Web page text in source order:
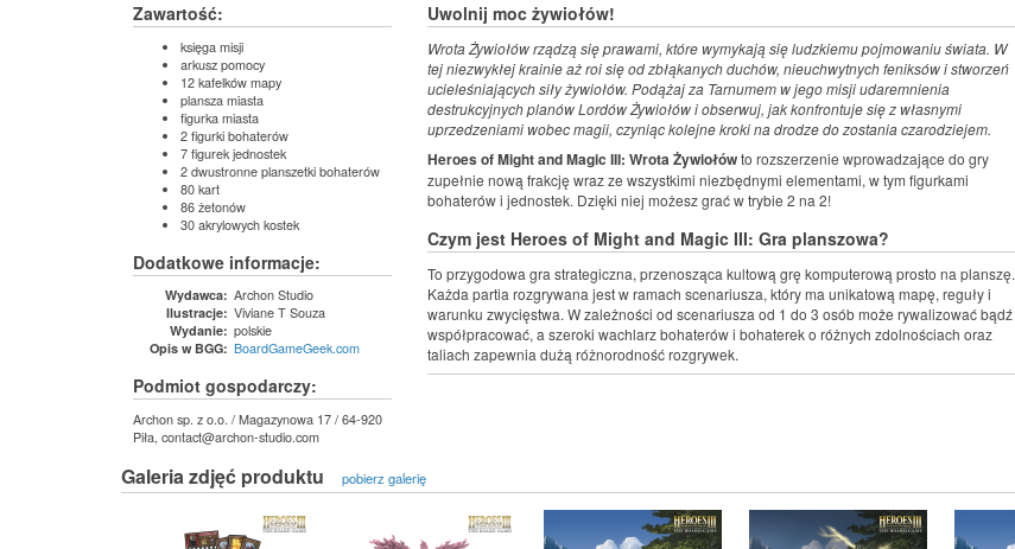
Zawartość:
księga misji
arkusz pomocy
12 kafelków mapy
plansza miasta
figurka miasta
2 figurki bohaterów
7 figurek jednostek
2 dwustronne planszetki bohaterów
80 kart
86 żetonów
30 akrylowych kostek
Dodatkowe informacje:
Wydawca: Archon Studio
Ilustracje: Viviane T Souza
Wydanie: polskie
Opis w BGG: BoardGameGeek.com
Podmiot gospodarczy:
Archon sp. z o.o. / Magazynowa 17 / 64-920
Piła, contact@archon-studio.com
Uwolnij moc żywiołów!
Wrota Żywiołów rządzą się prawami, które wymykają się ludzkiemu pojmowaniu świata. W
tej niezwykłej krainie aż roi się od zbłąkanych duchów, nieuchwytnych feniksów i stworzeń
ucieleśniających siły żywiołów. Podążaj za Tarnumem w jego misji udaremnienia
destrukcyjnych planów Lordów Żywiołów i obserwuj, jak konfrontuje się z własnymi
uprzedzeniami wobec magii, czyniąc kolejne kroki na drodze do zostania czarodziejem.
Heroes of Might and Magic III: Wrota Żywiołówto rozszerzenie wprowadzające do gry
zupełnie nową frakcję wraz ze wszystkimi niezbędnymi elementami, w tym figurkami
bohaterów i jednostek. Dzięki niej możesz grać w trybie 2 na 2!
Czym jest Heroes of Might and Magic III: Gra planszowa?
To przygodowa gra strategiczna, przenosząca kultową grę komputerową prosto na planszę.
Każda partia rozgrywana jest w ramach scenariusza, który ma unikatową mapę, reguły i
warunku zwycięstwa. W zależności od scenariusza od 1 do 3 osób może rywalizować bądź
współpracować, a szeroki wachlarz bohaterów i bohaterek o różnych zdolnościach oraz
taliach zapewnia dużą różnorodność rozgrywek.
Galeria zdjęć produktu pobierz galerię